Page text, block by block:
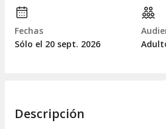
Fechas
Sólo el 20 sept. 2026
Descripción